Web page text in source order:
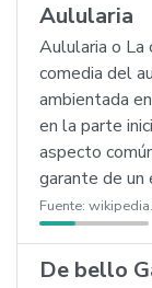
Aulularia
Aulularia o
comedia del
ambientada
en la parte
aspecto
garante de un
Fuente:
De bello